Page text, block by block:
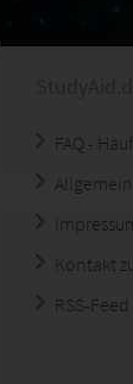
FAQ -
Kontakt
RSS-Feed